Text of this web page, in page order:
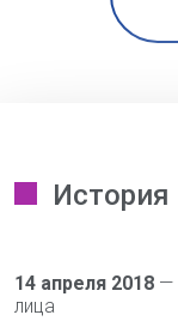
14 апреля 2018—
лица